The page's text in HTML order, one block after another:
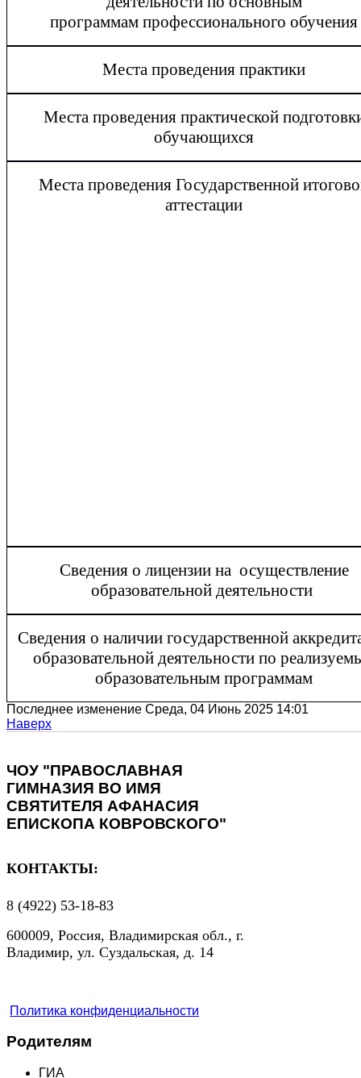
программампрофессионального обучения
Места проведения практики
Места проведения практической
обучающихся
Места проведения Государственной
аттестации
Сведения о лицензии на осуществление
образовательной деятельности
Сведения о наличии государственной
образовательной деятельности по
образовательным программам
Последнее изменение Среда, 04 Июнь 2025 14:01
Наверх
ЧОУ "ПРАВОСЛАВНАЯ
ГИМНАЗИЯ ВО ИМЯ
СВЯТИТЕЛЯ АФАНАСИЯ
ЕПИСКОПА КОВРОВСКОГО"
КОНТАКТЫ:
8 (4922) 53-18-83
600009, Россия, Владимирская обл., г.
Владимир, ул. Суздальская, д. 14
Политика конфиденциальности
Родителям
ГИА